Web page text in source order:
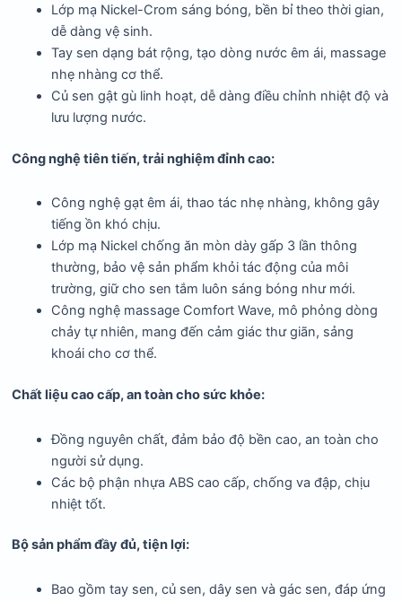
Lớp mạ Nickel-Crom sáng bóng, bền bỉ theo thời gian,
dễ dàng vệ sinh.
Tay sen dạng bát rộng, tạo dòng nước êm ái, massage
nhẹ nhàng cơ thể.
Củ sen gật gù linh hoạt, dễ dàng điều chỉnh nhiệt độ và
lưu lượng nước.
Công nghệ tiên tiến, trải nghiệm đỉnh cao:
Công nghệ gạt êm ái, thao tác nhẹ nhàng, không gây
tiếng ồn khó chịu.
Lớp mạ Nickel chống ăn mòn dày gấp 3 lần thông
thường, bảo vệ sản phẩm khỏi tác động của môi
trường, giữ cho sen tắm luôn sáng bóng như mới.
Công nghệ massage Comfort Wave, mô phỏng dòng
chảy tự nhiên, mang đến cảm giác thư giãn, sảng
khoái cho cơ thể.
Chất liệu cao cấp, an toàn cho sức khỏe:
Đồng nguyên chất, đảm bảo độ bền cao, an toàn cho
người sử dụng.
Các bộ phận nhựa ABS cao cấp, chống va đập, chịu
nhiệt tốt.
Bộ sản phẩm đầy đủ, tiện lợi:
Bao gồm tay sen, củ sen, dây sen và gác sen, đáp ứng